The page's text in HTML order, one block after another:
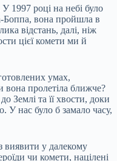
1997 році на небі було
Боппа, вона пройшла в
відстань, далі, ніж
цієї комети ми й
умах,
вона пролетіла ближче?
Землі та її хвости, доки
У нас було б замало часу,
виявити у далекому
чи комети, націлені